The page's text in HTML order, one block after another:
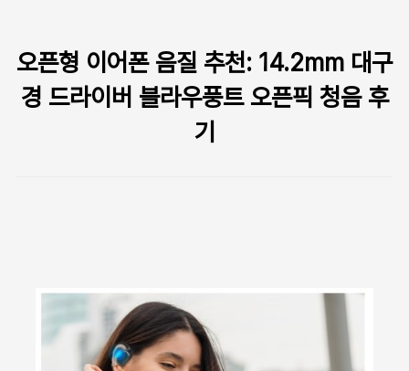
오픈형 이어폰 음질 추천: 14.2mm 대구
경 드라이버 블라우풍트 오픈픽 청음 후
기